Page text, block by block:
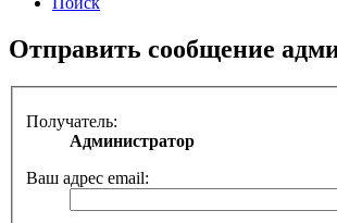
Отправить сообщение
Получатель:
Администратор
Ваш адрес email: